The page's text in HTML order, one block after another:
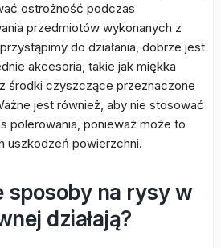
ostrożność podczas
przedmiotów wykonanych z
do działania, dobrze jest
akcesoria, takie jak miękka
środki czyszczące przeznaczone
jest również, aby nie stosować
polerowania, ponieważ może to
uszkodzeń powierzchni.
sposoby na rysy w
działają?